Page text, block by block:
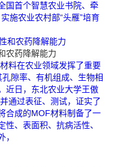
国首个智慧农业书院、牵
施农业农村部“头雁”培育
农药降解能力
料在农业领域发挥了重要
隙率、有机组成、生物相
近日，东北农业大学王傲
通过表征、测试，证实了
合成的MOF材料制备了一
、表面积、抗病活性、